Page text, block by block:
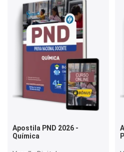
Apostila PND 2026 -
Química